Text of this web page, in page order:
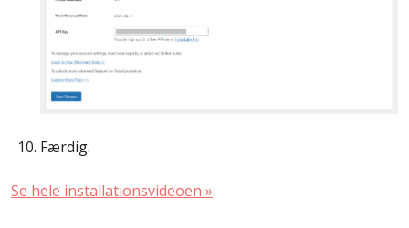
Færdig.
Se hele installationsvideoen »